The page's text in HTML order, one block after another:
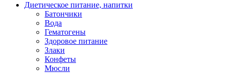
Диетическое питание, напитки
Батончики
Вода
Гематогены
Здоровое питание
Злаки
Конфеты
Мюсли